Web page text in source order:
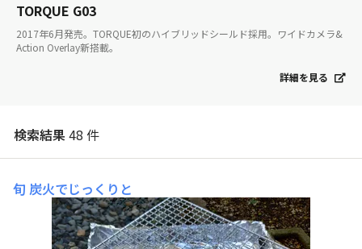
TORQUE G03
2017年6月発売。TORQUE初のハイブリッドシールド採用。ワイドカメラ&
Action Overlay新搭載。
詳細を見る
検索結果48 件
旬 炭火でじっくりと